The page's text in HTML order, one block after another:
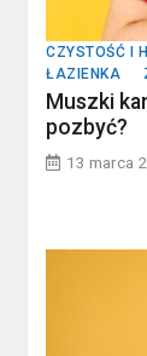
CZYSTOŚĆ I
ŁAZIENKA
Muszki
pozbyć?
13 marca